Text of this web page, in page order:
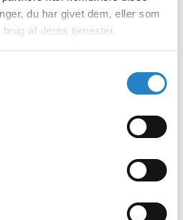
du har givet dem, eller som
af deres tjenester.